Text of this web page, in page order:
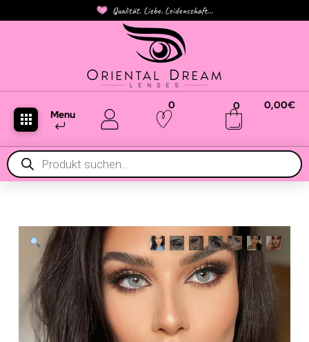
Qualität. Liebe. Leidenschaft...
Menu
0 0 0,00€
Products
search